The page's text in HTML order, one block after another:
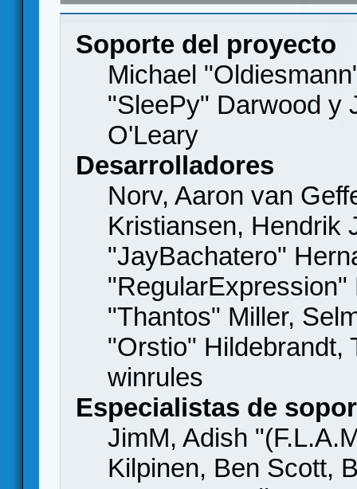
Soporte del proyecto
Michael
"SleePy" Darwood y
O'Leary
Desarrolladores
Norv, Aaron van
Kristiansen, Hendrik
"JayBachatero"
"Thantos" Miller,
"Orstio" Hildebrandt,
winrules
Especialistas de
JimM, Adish
Kilpinen, Ben Scott,